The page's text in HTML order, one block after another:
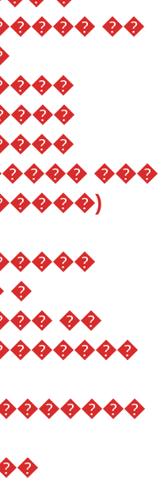
��
���
�
��